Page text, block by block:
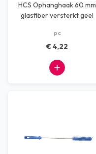
HCS Ophanghaak 60 mm
glasfiber versterkt geel
pc
€ 4,22